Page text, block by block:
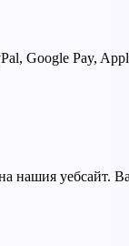
Google Pay,
нашия уебсайт.